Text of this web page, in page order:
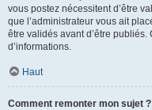
vous postez nécessitent d’être
que l’administrateur vous ait
être validés avant d’être
d’informations.
Haut
Comment remonter mon sujet ?